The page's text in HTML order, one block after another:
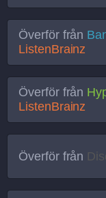
Överför från
ListenBrainz
Överför från
ListenBrainz
Överför från